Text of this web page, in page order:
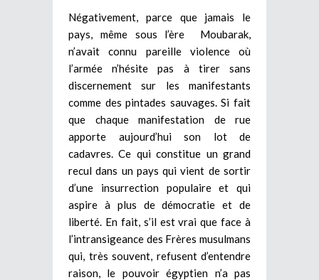
Négativement, parce que jamais le
pays, même sous l’ère Moubarak,
n’avait connu pareille violence où
l’armée n’hésite pas à tirer sans
discernement sur les manifestants
comme des pintades sauvages. Si fait
que chaque manifestation de rue
apporte aujourd’hui son lot de
cadavres. Ce qui constitue un grand
recul dans un pays qui vient de sortir
d’une insurrection populaire et qui
aspire à plus de démocratie et de
liberté. En fait, s’il est vrai que face à
l’intransigeance des Frères musulmans
qui, très souvent, refusent d’entendre
raison, le pouvoir égyptien n’a pas